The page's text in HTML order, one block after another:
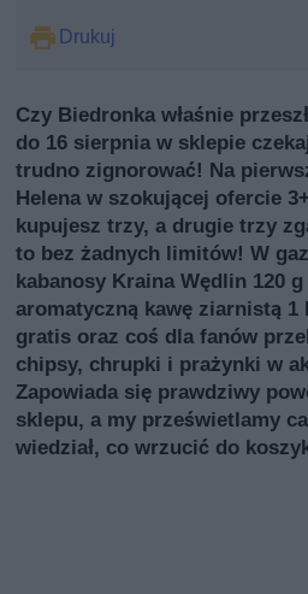
Drukuj
Czy Biedronka właśnie
do 16 sierpnia w sklepie
trudno zignorować! Na
Helena w szokującej ofercie
kupujesz trzy, a drugie trzy
to bez żadnych limitów! W
kabanosy Kraina Wędlin 120
aromatyczną kawę ziarnistą 1
gratis oraz coś dla fanów
chipsy, chrupki i prażynki w
Zapowiada się prawdziwy
sklepu, a my prześwietlamy
wiedział, co wrzucić do